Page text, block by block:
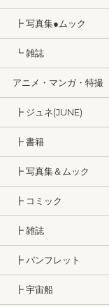
┣ 写真集●ムック
┗ 雑誌
アニメ・マンガ・特撮
┣ ジュネ(JUNE)
┣ 書籍
┣ 写真集＆ムック
┣ コミック
┣ 雑誌
┣ パンフレット
┣ 宇宙船